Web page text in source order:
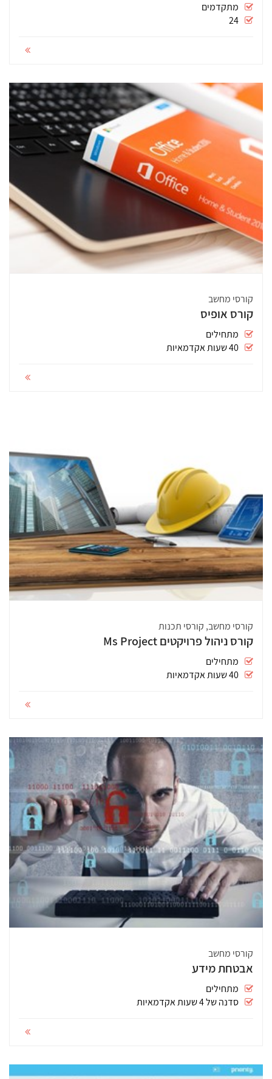
מתקדמים
24
קורסי מחשב
קורס אופיס
מתחילים
40 שעות אקדמאיות
קורסי מחשב, קורסי תכנות
קורס ניהול פרויקטים Ms Project
מתחילים
40 שעות אקדמאיות
קורסי מחשב
אבטחת מידע
מתחילים
סדנה של 4 שעות אקדמאיות